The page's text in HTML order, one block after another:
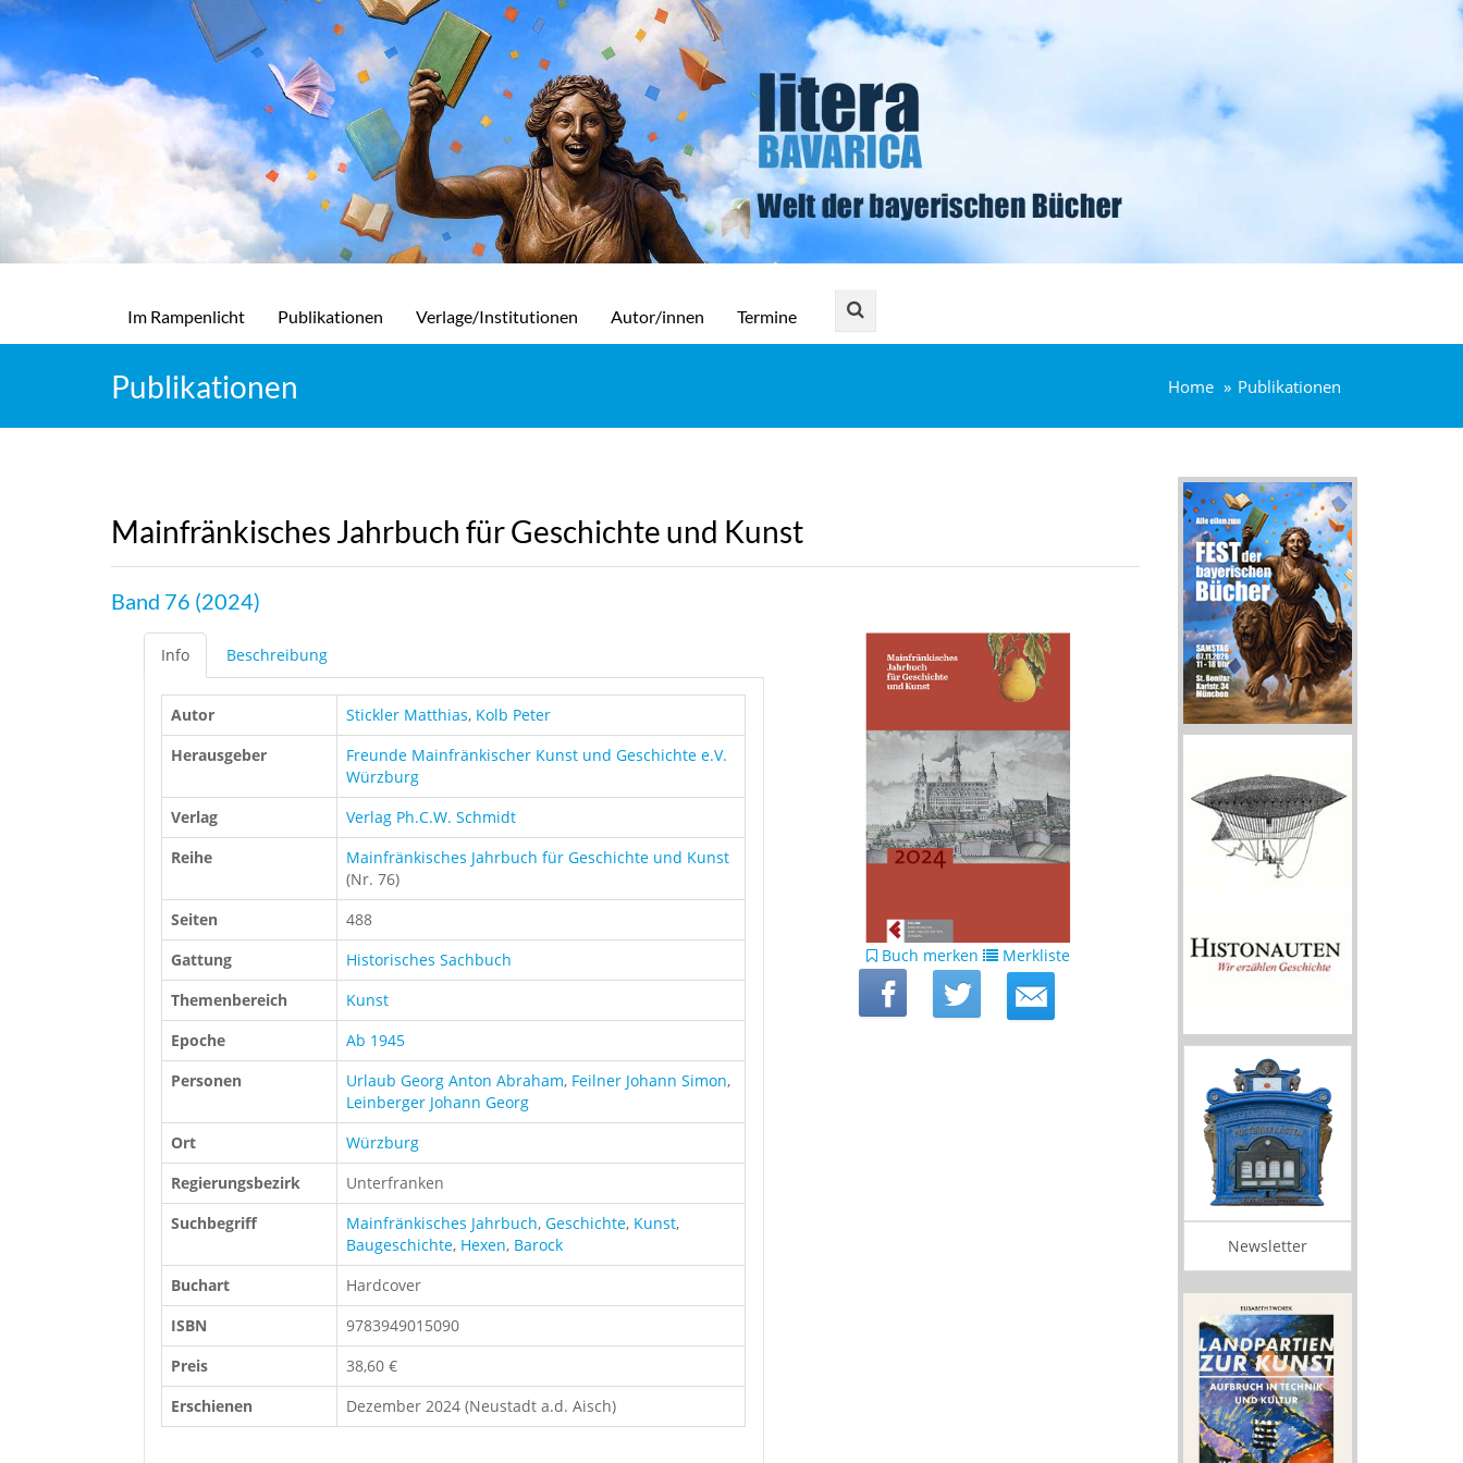
Im Rampenlicht Publikationen Verlage/Institutionen Autor/innen Termine
Publikationen Home Publikationen
Mainfränkisches Jahrbuch für Geschichte und Kunst
Band 76 (2024)
Info Beschreibung
Autor Stickler Matthias, Kolb Peter
Herausgeber
Freunde Mainfränkischer Kunst und Geschichte e.V.
Würzburg
Verlag
Verlag Ph.C.W. Schmidt
Reihe
Mainfränkisches Jahrbuch für Geschichte und Kunst
(Nr. 76)
Seiten
488
Gattung
Historisches Sachbuch
Themenbereich
Kunst
Epoche
Ab 1945
Personen
Urlaub Georg Anton Abraham, Feilner Johann Simon,
Leinberger Johann Georg
Ort
Würzburg
Regierungsbezirk
Unterfranken
Suchbegriff
Mainfränkisches Jahrbuch, Geschichte, Kunst,
Baugeschichte, Hexen, Barock
Buchart
Hardcover
ISBN
9783949015090
Preis
38,60 €
Erschienen
Dezember 2024 (Neustadt a.d. Aisch)
Buch merken Merkliste
Newsletter